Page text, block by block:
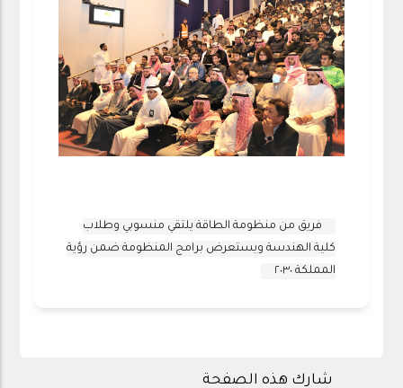
فريق من منظومة الطاقة يلتقي منسوبي وطلاب
كلية الهندسة ويستعرض برامج المنظومة ضمن رؤية
المملكة ٢٠٣٠
شارك هذه الصفحة